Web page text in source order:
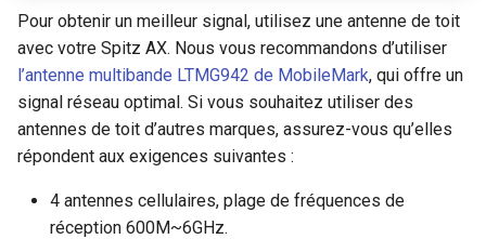
Pour obtenir un meilleur signal, utilisez une antenne de toit
avec votre Spitz AX. Nous vous recommandons d’utiliser
l’antenne multibande LTMG942 de MobileMark, qui offre un
signal réseau optimal. Si vous souhaitez utiliser des
antennes de toit d’autres marques, assurez-vous qu’elles
répondent aux exigences suivantes :
4 antennes cellulaires, plage de fréquences de
réception 600M~6GHz.